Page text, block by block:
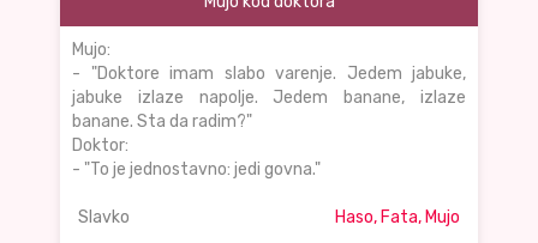
Mujo:
- "Doktore imam slabo varenje. Jedem jabuke,
jabuke izlaze napolje. Jedem banane, izlaze
banane. Sta da radim?"
Doktor:
- "To je jednostavno: jedi govna."
Slavko Haso, Fata, Mujo